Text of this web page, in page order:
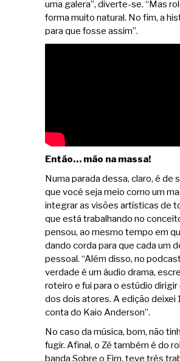
uma galera”, diverte-se. “Mas
forma muito natural. No fim, a
para que fosse assim”.
Então… mão na massa!
Numa parada dessa, claro, é de
que você seja meio como um
integrar as visões artísticas de
que está trabalhando no
pensou, ao mesmo tempo em
dando corda para que cada um
pessoal. “Além disso, no
verdade é um áudio drama,
roteiro e fui para o estúdio dirigir
dos dois atores. A edição deixei
conta do Kaio Anderson”.
No caso da música, bom, não
fugir. Afinal, o Zé também é do
banda Sobre o Fim, teve três